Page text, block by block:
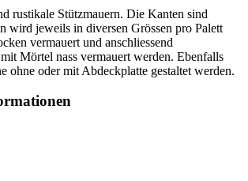
rustikale Stützmauern. Die Kanten sind
wird jeweils in diversen Grössen pro Palett
vermauert und anschliessend
Mörtel nass vermauert werden. Ebenfalls
ohne oder mit Abdeckplatte gestaltet werden.